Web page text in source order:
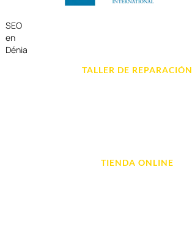
SEO
en
Dénia
TALLER DE REPARACIÓN
TIENDA ONLINE